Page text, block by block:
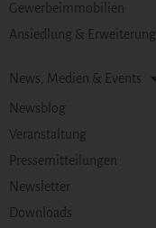
Gewerbeimmobilien
Ansiedlung & Erweiterung
News, Medien & Events
Newsblog
Veranstaltung
Pressemitteilungen
Newsletter
Downloads